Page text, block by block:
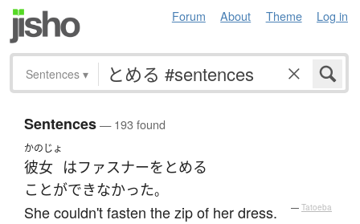
Forum About Theme Log in
Sentences ▾
Sentences— 193 found
かのじょ
彼女 はファスナーを とめる
ことができなかった。
She couldn't fasten the zip of her dress. — Tatoeba